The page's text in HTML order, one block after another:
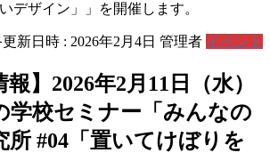
デザイン」」を開催します。
新日時 : 2026年2月4日 管理者 イベント
報】2026年2月11日（水）
学校セミナー「みんなの
所 #04「置いてけぼりを